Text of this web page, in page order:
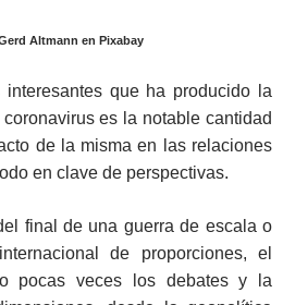
Altmann en Pixabay
que ha producido la
es la notable cantidad
de la misma en las relaciones
en clave de perspectivas.
final de una guerra de escala o
de proporciones, el
pocas veces los debates y la